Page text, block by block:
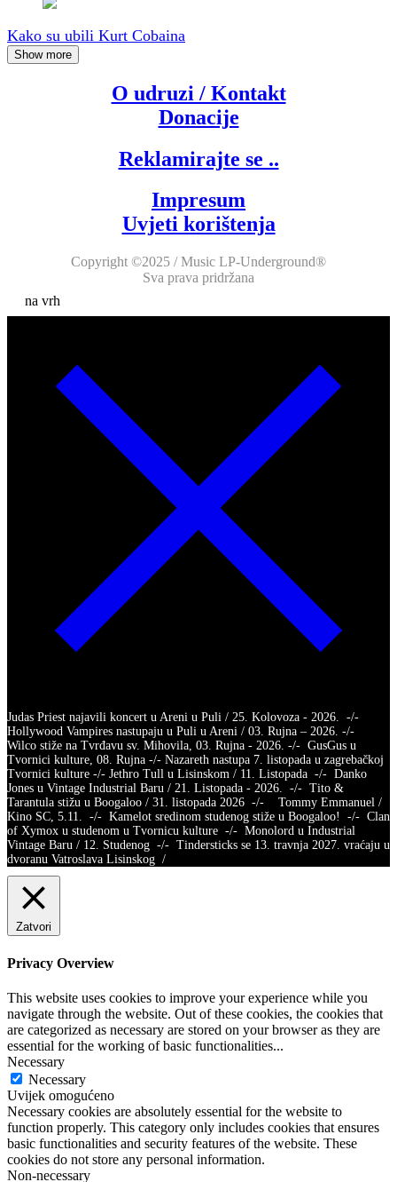
Kako su ubili Kurt Cobaina
Show more
O udruzi / Kontakt
Donacije
Reklamirajte se ..
Impresum
Uvjeti korištenja
Copyright ©2025 / Music LP-Underground®
Sva prava pridržana
na vrh
Judas Priest najavili koncert u Areni u Puli / 25. Kolovoza - 2026. -/-
Hollywood Vampires nastupaju u Puli u Areni / 03. Rujna – 2026. -/-
Wilco stiže na Tvrđavu sv. Mihovila, 03. Rujna - 2026. -/- GusGus u
Tvornici kulture, 08. Rujna -/- Nazareth nastupa 7. listopada u zagrebačkoj
Tvornici kulture -/- Jethro Tull u Lisinskom / 11. Listopada -/- Danko
Jones u Vintage Industrial Baru / 21. Listopada - 2026. -/- Tito &
Tarantula stižu u Boogaloo / 31. listopada 2026 -/- Tommy Emmanuel /
Kino SC, 5.11. -/- Kamelot sredinom studenog stiže u Boogaloo! -/- Clan
of Xymox u studenom u Tvornicu kulture -/- Monolord u Industrial
Vintage Baru / 12. Studenog -/- Tindersticks se 13. travnja 2027. vraćaju u
dvoranu Vatroslava Lisinskog /
Zatvori
Privacy Overview
This website uses cookies to improve your experience while you
navigate through the website. Out of these cookies, the cookies that
are categorized as necessary are stored on your browser as they are
essential for the working of basic functionalities...
Necessary
Necessary
Uvijek omogućeno
Necessary cookies are absolutely essential for the website to
function properly. This category only includes cookies that ensures
basic functionalities and security features of the website. These
cookies do not store any personal information.
Non-necessary